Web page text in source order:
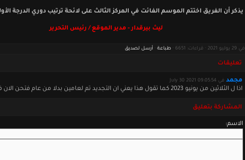
يذكر أن الفريق اختتم الموسم الفائت في المركز الثالث على لائحة ترتيب دوري الدرجة
ليث بيرقدار - مدير الموقع / رئيس التحرير
في 29 يوليو 2021 · قراءات: 6651 · طباعة أرسل لصديق
تعليقات
مجمد في July 30 2021 09:05:54
اذا ل الثلاثين من يونيو 2023 كما تقول هذا يعني ان التجديد تم لعامين بدلا من عام فتحن الان في عام 2021
المشاركة بتعليق
الاسم: